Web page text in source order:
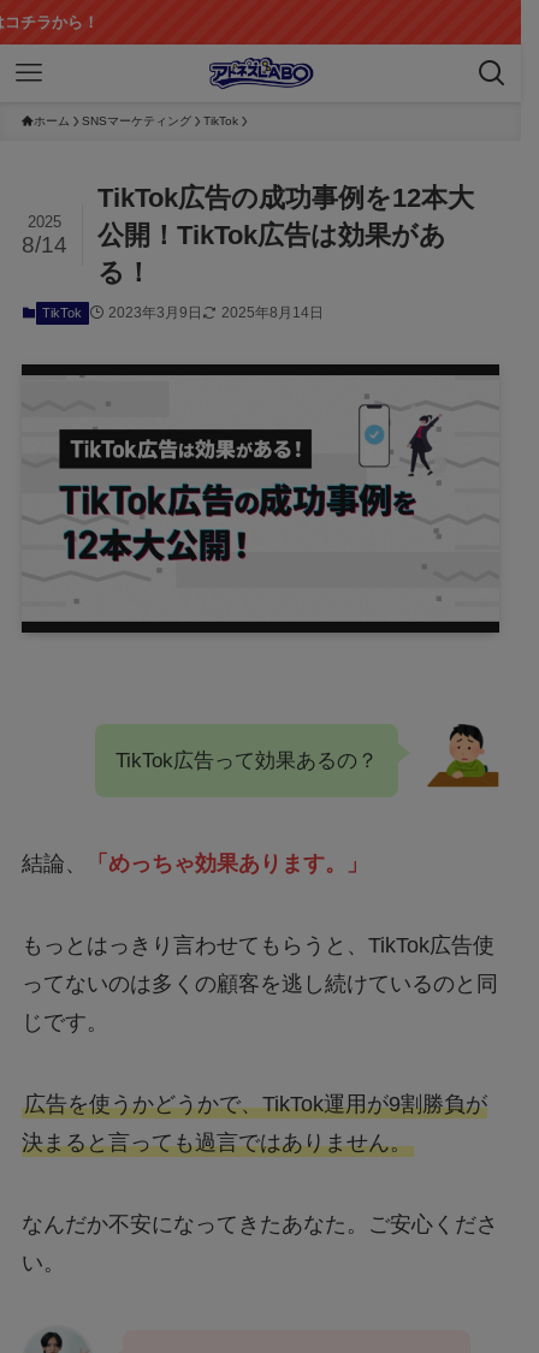
ホーム SNSマーケティング TikTok
TikTok広告の成功事例を12本大
公開！TikTok広告は効果があ
る！
2025
8/14
TikTok 2023年3月9日 2025年8月14日
TikTok広告って効果あるの？
結論、 「めっちゃ効果あります。」
もっとはっきり言わせてもらうと、TikTok広告使
ってないのは多くの顧客を逃し続けているのと同
じです。
広告を使うかどうかで、TikTok運用が9割勝負が
決まると言っても過言ではありません。
なんだか不安になってきたあなた。ご安心くださ
い。